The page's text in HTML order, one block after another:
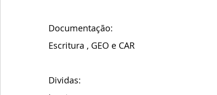
Documentação:
Escritura , GEO e CAR
Dividas: